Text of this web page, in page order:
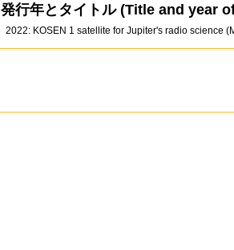
発行年とタイトル (Title and year
2022: KOSEN 1 satellite for Jupiter's radio science